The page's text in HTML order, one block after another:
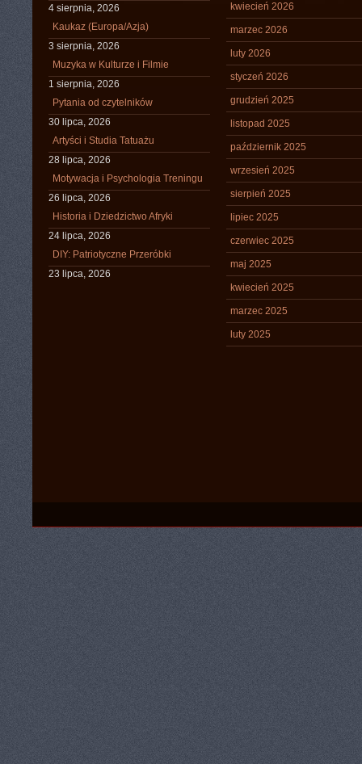
4 sierpnia, 2026
Kaukaz (Europa/Azja)
3 sierpnia, 2026
Muzyka w Kulturze i Filmie
1 sierpnia, 2026
Pytania od czytelników
30 lipca, 2026
Artyści i Studia Tatuażu
28 lipca, 2026
Motywacja i Psychologia Treningu
26 lipca, 2026
Historia i Dziedzictwo Afryki
24 lipca, 2026
DIY: Patriotyczne Przeróbki
23 lipca, 2026
kwiecień 2026
marzec 2026
luty 2026
styczeń 2026
grudzień 2025
listopad 2025
październik 2025
wrzesień 2025
sierpień 2025
lipiec 2025
czerwiec 2025
maj 2025
kwiecień 2025
marzec 2025
luty 2025